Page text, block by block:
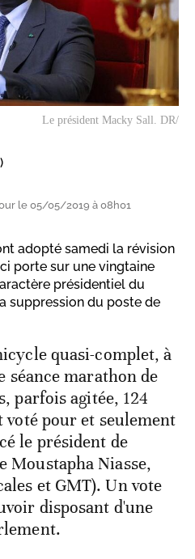
Le président Macky Sall. DR/
le 05/05/2019 à 08h01
adopté samedi la révision
porte sur une vingtaine
présidentiel du
suppression du poste de
quasi-complet, à
séance marathon de
parfois agitée, 124
voté pour et seulement
le président de
Moustapha Niasse,
et GMT). Un vote
disposant d'une